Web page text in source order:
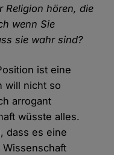
Religion hören, die
wenn Sie
sie wahr sind?
ist eine
will nicht so
arrogant
wüsste alles.
dass es eine